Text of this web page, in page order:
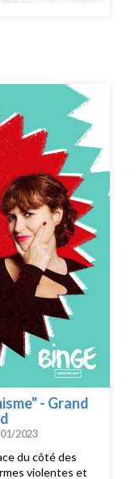
dire est un
Duportail.
traduction et
Livartowski.
et Bonnie Banane
(Upian).
Direction de la
: Gabrielle
- Grand
2023
du côté des
violentes et